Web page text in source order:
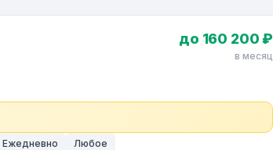
до 160 200 ₽
в месяц
Ежедневно Любое